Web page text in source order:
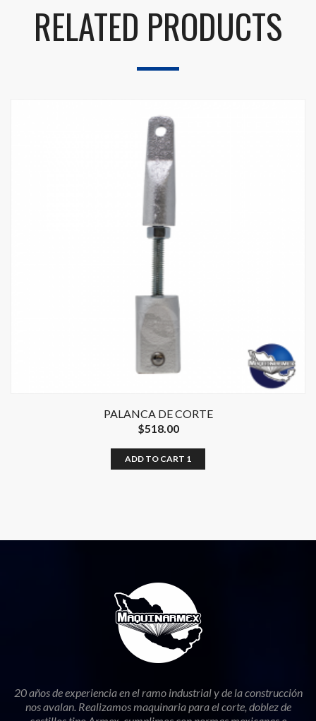
RELATED PRODUCTS
PALANCA DE CORTE
$518.00
ADD TO CART 1
20 años de experiencia en el ramo industrial y de la construcción
nos avalan. Realizamos maquinaria para el corte, doblez de